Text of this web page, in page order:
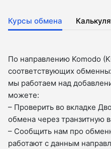
Курсы обмена
По направлению Komodo
соответствующих
мы работаем над
можете:
– Проверить во вкладкe
обмена через транзитную
– Сообщить нам про
работают с данным